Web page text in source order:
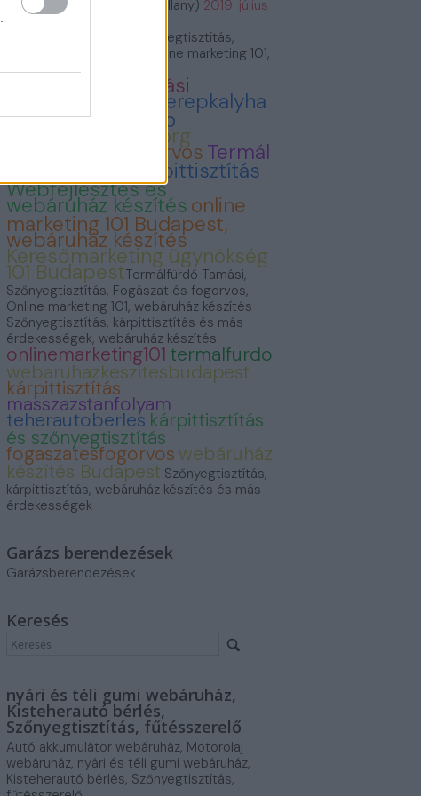
— VillámVillany (@villam_villany) 2019. július
Termálfürdő Tamási, Szőnyegtisztítás,
Fogászat és fogorvos, Online marketing 101,
webáruház készítés
Termálfürdő Tamási
Cserepkalyha
Kemence Kandallo
Szonyegtisztitas.org
Fogászat és fogorvos Termál
Kárpittisztítás
Webfejlesztés és
webáruház készítés online
marketing 101 Budapest,
webáruház készítés
Keresőmarketing ügynökség
101 BudapestTermálfürdő Tamási,
Szőnyegtisztítás, Fogászat és fogorvos,
Online marketing 101, webáruház készítés
Szőnyegtisztítás, kárpittisztítás és más
érdekességek, webáruház készítés
onlinemarketing101 termalfurdo
webaruhazkeszitesbudapest
kárpittisztítás
masszazstanfolyam
teherautoberles kárpittisztítás
és szőnyegtisztítás
fogaszatesfogorvos webáruház
készítés Budapest Szőnyegtisztítás,
kárpittisztítás, webáruház készítés és más
érdekességek
Garázs berendezések
Garázsberendezések
Keresés
nyári és téli gumi webáruház,
Kisteherautó bérlés,
Szőnyegtisztítás, fűtésszerelő
Autó akkumulátor webáruház, Motorolaj
webáruház, nyári és téli gumi webáruház,
Kisteherautó bérlés, Szőnyegtisztítás,